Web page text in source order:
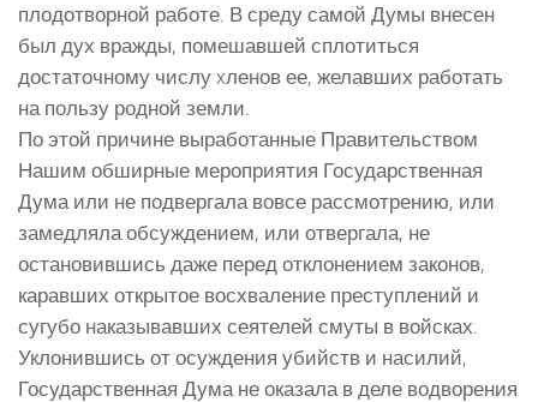
плодотворной работе. В среду самой Думы внесен
был дух вражды, помешавшей сплотиться
достаточному числу xленов ее, желавших работать
на пользу родной земли.
По этой причине выработанные Правительством
Нашим обширные мероприятия Государственная
Дума или не подвергала вовсе рассмотрению, или
замедляла обсуждением, или отвергала, не
остановившись даже перед отклонением законов,
каравших открытое восхваление преступлений и
сугубо наказывавших сеятелей смуты в войсках.
Уклонившись от осуждения убийств и насилий,
Государственная Дума не оказала в деле водворения